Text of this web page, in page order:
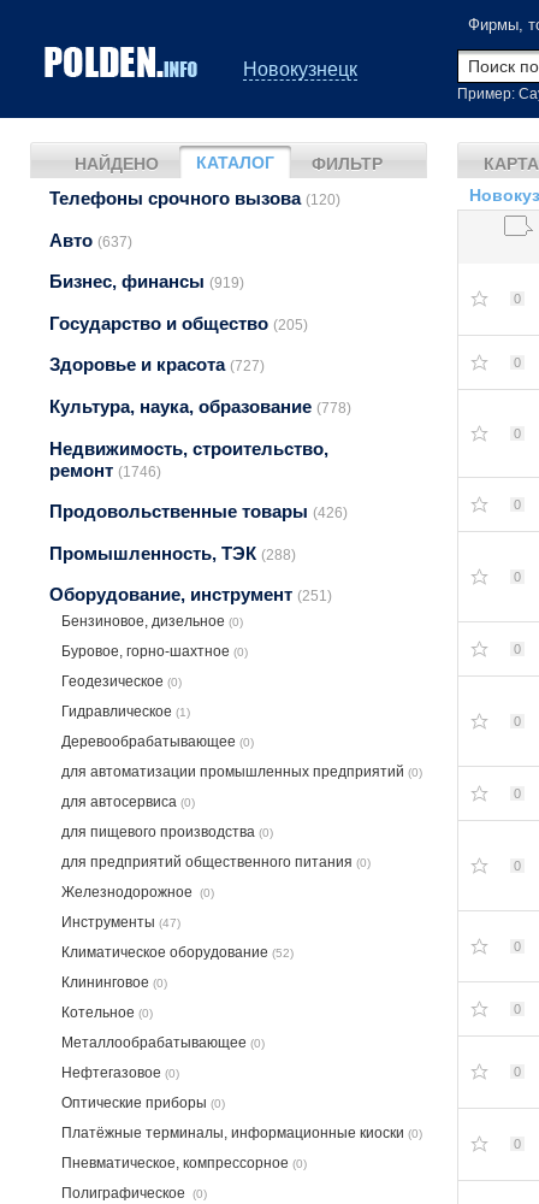
Новокузнецк
Фирмы,
Пример:
НАЙДЕНО КАТАЛОГ ФИЛЬТР
Телефоны срочного вызова (120)
Авто (637)
Бизнес, финансы (919)
Государство и общество (205)
Здоровье и красота (727)
Культура, наука, образование (778)
Недвижимость, строительство,
ремонт (1746)
Продовольственные товары (426)
Промышленность, ТЭК (288)
Оборудование, инструмент (251)
Бензиновое, дизельное (0)
Буровое, горно-шахтное (0)
Геодезическое (0)
Гидравлическое (1)
Деревообрабатывающее (0)
для автоматизации промышленных предприятий (0)
для автосервиса (0)
для пищевого производства (0)
для предприятий общественного питания (0)
Железнодорожное (0)
Инструменты (47)
Климатическое оборудование (52)
Клининговое (0)
Котельное (0)
Металлообрабатывающее (0)
Нефтегазовое (0)
Оптические приборы (0)
Платёжные терминалы, информационные киоски (0)
Пневматическое, компрессорное (0)
Полиграфическое (0)
КАРТА
0
0
0
0
0
0
0
0
0
0
0
0
0